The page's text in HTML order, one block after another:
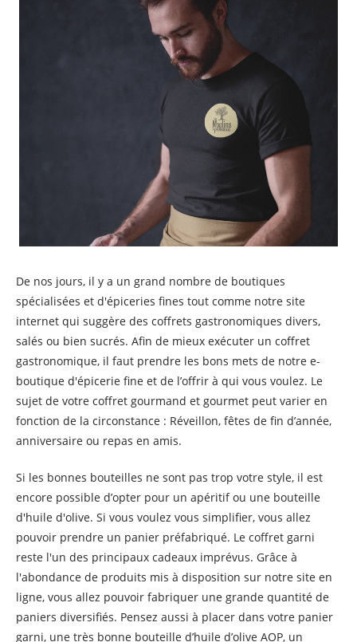
De nos jours, il y a un grand nombre de boutiques
spécialisées et d'épiceries fines tout comme notre site
internet qui suggère des coffrets gastronomiques divers,
salés ou bien sucrés. Afin de mieux exécuter un coffret
gastronomique, il faut prendre les bons mets de notre e-
boutique d'épicerie fine et de l’offrir à qui vous voulez. Le
sujet de votre coffret gourmand et gourmet peut varier en
fonction de la circonstance : Réveillon, fêtes de fin d’année,
anniversaire ou repas en amis.
Si les bonnes bouteilles ne sont pas trop votre style, il est
encore possible d’opter pour un apéritif ou une bouteille
d'huile d'olive. Si vous voulez vous simplifier, vous allez
pouvoir prendre un panier préfabriqué. Le coffret garni
reste l'un des principaux cadeaux imprévus. Grâce à
l'abondance de produits mis à disposition sur notre site en
ligne, vous allez pouvoir fabriquer une grande quantité de
paniers diversifiés. Pensez aussi à placer dans votre panier
garni, une très bonne bouteille d’huile d’olive AOP, un